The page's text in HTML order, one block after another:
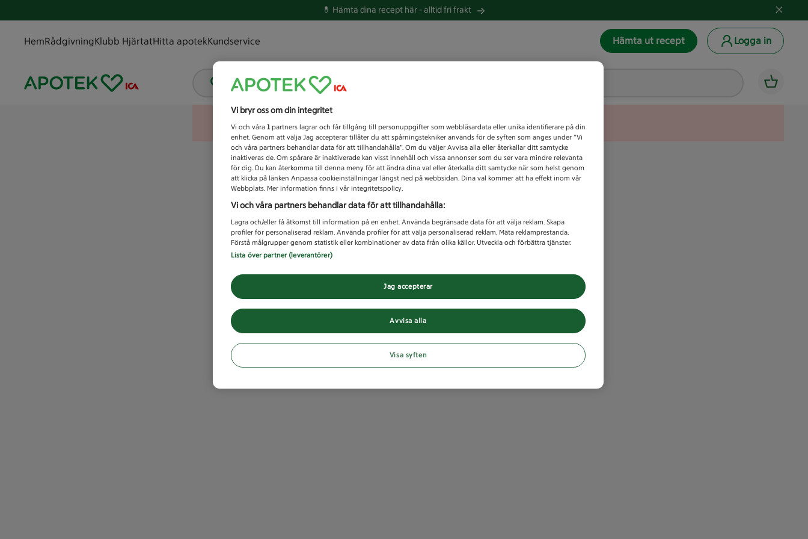
💊 Hämta dina recept här -alltid fri frakt
HemRådgivningKlubb HjärtatHitta apotekKundservice Hämta ut recept Logga in
Vad letar du efter idag?
Unknown error
Vi bryr oss om din integritet
Vi och våra 1 partners lagrar och får tillgång till personuppgifter som webbläsardata eller unika identifierare på din
enhet. Genom att välja Jag accepterar tillåter du att spårningstekniker används för de syften som anges under ”Vi
och våra partners behandlar data för att tillhandahålla”. Om du väljer Avvisa alla eller återkallar ditt samtycke
inaktiveras de. Om spårare är inaktiverade kan visst innehåll och vissa annonser som du ser vara mindre relevanta
för dig. Du kan återkomma till denna meny för att ändra dina val eller återkalla ditt samtycke när som helst genom
att klicka på länken Anpassa cookieinställningar längst ned på webbsidan. Dina val kommer att ha effekt inom vår
Webbplats. Mer information finns i vår integritetspolicy.
Vi och våra partners behandlar data för att tillhandahålla:
Lagra och/eller få åtkomst till information på en enhet. Använda begränsade data för att välja reklam. Skapa
profiler för personaliserad reklam. Använda profiler för att välja personaliserad reklam. Mäta reklamprestanda.
Förstå målgrupper genom statistik eller kombinationer av data från olika källor. Utveckla och förbättra tjänster.
Lista över partner (leverantörer)
Avvisa alla
Jag accepterar
Visa syften